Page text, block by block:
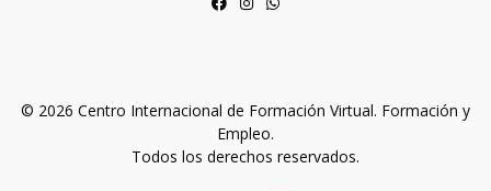
© 2026 Centro Internacional de Formación Virtual. Formación y
Empleo.
Todos los derechos reservados.